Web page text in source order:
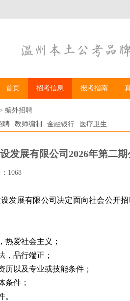
首页 招考信息 报考指南
编外招聘
聘 教师编制 金融银行 医疗卫生
发展有限公司2026年第二
1068
发展有限公司决定面向社会公开
热爱社会主义；
，品行端正；
历以及专业或技能条件；
条件；
。